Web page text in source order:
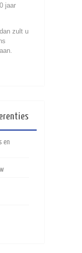
jaar
zult u
en